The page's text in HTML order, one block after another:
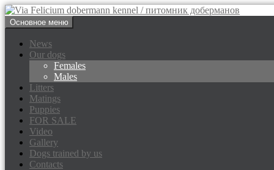
Via Felicium dobermann
Основное меню
к
News
Our dogs
Females
Males
Litters
Matings
Puppies
FOR SALE
Video
Gallery
Dogs trained by us
Contacts